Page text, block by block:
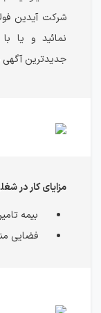
شرکت آیدین
نمائید و یا
جدیدترین آگهی
مزایای کار در
بیمه
فضایی